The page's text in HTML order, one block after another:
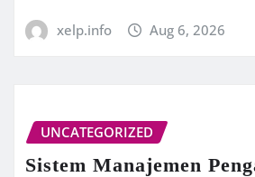
xelp.info Aug 6, 2026
UNCATEGORIZED
Sistem Manajemen